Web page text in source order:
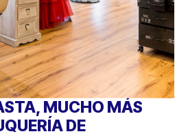
MUCHO MÁS
DE